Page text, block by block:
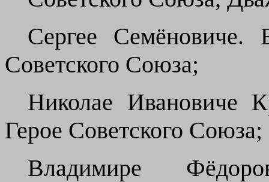
Сергее
Советского Союза;
Николае Ивановиче
Герое Советского Союза;
Владимире